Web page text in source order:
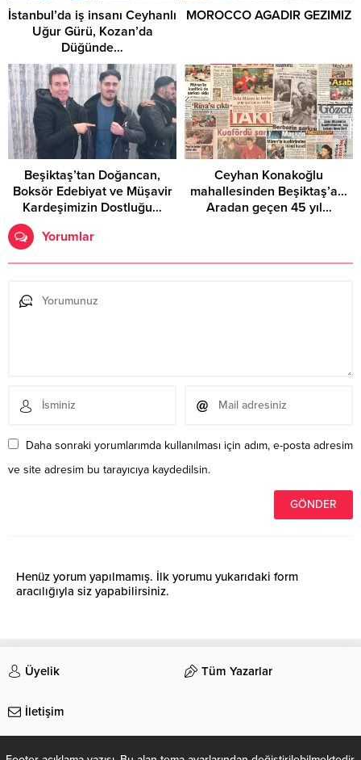
İstanbul’da iş insanı Ceyhanlı
Uğur Gürü, Kozan’da
Düğünde…
MOROCCO AGADIR GEZIMIZ
Beşiktaş’tan Doğancan,
Boksör Edebiyat ve Müşavir
Kardeşimizin Dostluğu…
Ceyhan Konakoğlu
mahallesinden Beşiktaş’a…
Aradan geçen 45 yıl…
Yorumlar
Daha sonraki yorumlarımda kullanılması için adım, e-posta adresim
ve site adresim bu tarayıcıya kaydedilsin.
Henüz yorum yapılmamış. İlk yorumu yukarıdaki form
aracılığıyla siz yapabilirsiniz.
Üyelik Tüm Yazarlar
İletişim